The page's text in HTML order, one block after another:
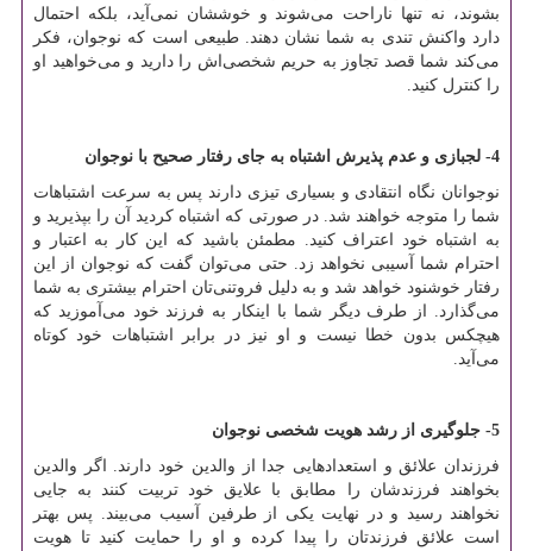
بشوند، نه تنها ناراحت می‌شوند و خوششان نمی‌آید، بلکه احتمال
دارد واکنش تندی به شما نشان دهند. طبیعی است که نوجوان، فکر
می‌کند شما قصد تجاوز به حریم شخصی‌اش را دارید و می‌خواهید او
را کنترل کنید.
4- لجبازی و عدم پذیرش اشتباه به جای رفتار صحیح با نوجوان
نوجوانان نگاه انتقادی و بسیاری تیزی دارند پس به سرعت اشتباهات
شما را متوجه خواهند شد. در صورتی که اشتباه کردید آن را بپذیرید و
به اشتباه خود اعتراف کنید. مطمئن باشید که این کار به اعتبار و
احترام شما آسیبی نخواهد زد. حتی می‌توان گفت که نوجوان از این
رفتار خوشنود خواهد شد و به دلیل فروتنی‌تان احترام بیشتری به شما
می‌گذارد. از طرف دیگر شما با اینکار به فرزند خود می‌آموزید که
هیچکس بدون خطا نیست و او نیز در برابر اشتباهات خود کوتاه
می‌آید.
5- جلوگیری از رشد هویت شخصی نوجوان
فرزندان علائق و استعدادهایی جدا از والدین خود دارند. اگر والدین
بخواهند فرزندشان را مطابق با علایق خود تربیت کنند به جایی
نخواهند رسید و در نهایت یکی از طرفین آسیب می‌بیند. پس بهتر
است علائق فرزندتان را پیدا کرده و او را حمایت کنید تا هویت